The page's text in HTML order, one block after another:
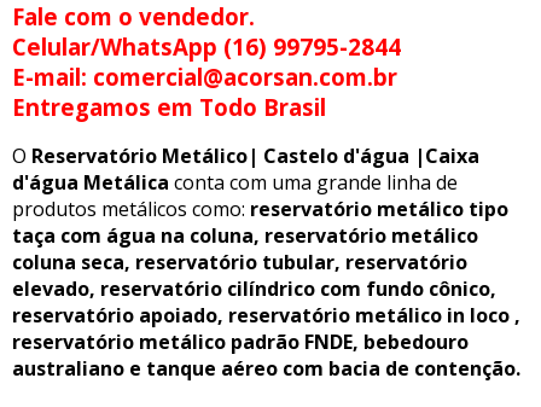
Fale com o vendedor.
Celular/WhatsApp (16) 99795-2844
E-mail: comercial@acorsan.com.br
Entregamos em Todo Brasil
O Reservatório Metálico| Castelo d'água |Caixa
d'água Metálica conta com uma grande linha de
produtos metálicos como: reservatório metálico tipo
taça com água na coluna, reservatório metálico
coluna seca, reservatório tubular, reservatório
elevado, reservatório cilíndrico com fundo cônico,
reservatório apoiado, reservatório metálico in loco ,
reservatório metálico padrão FNDE, bebedouro
australiano e tanque aéreo com bacia de contenção.